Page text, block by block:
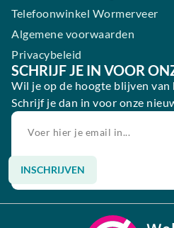
Telefoonwinkel Wormerveer
Algemene voorwaarden
Privacybeleid
SCHRIJF JE IN VOOR
Wil je op de hoogte blijven van
Schrijf je dan in voor onze
INSCHRIJVEN
Alternative: